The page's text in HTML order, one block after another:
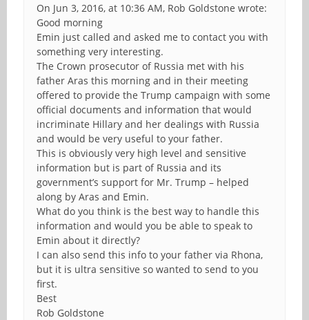
On Jun 3, 2016, at 10:36 AM, Rob Goldstone wrote:
Good morning
Emin just called and asked me to contact you with
something very interesting.
The Crown prosecutor of Russia met with his
father Aras this morning and in their meeting
offered to provide the Trump campaign with some
official documents and information that would
incriminate Hillary and her dealings with Russia
and would be very useful to your father.
This is obviously very high level and sensitive
information but is part of Russia and its
government’s support for Mr. Trump – helped
along by Aras and Emin.
What do you think is the best way to handle this
information and would you be able to speak to
Emin about it directly?
I can also send this info to your father via Rhona,
but it is ultra sensitive so wanted to send to you
first.
Best
Rob Goldstone